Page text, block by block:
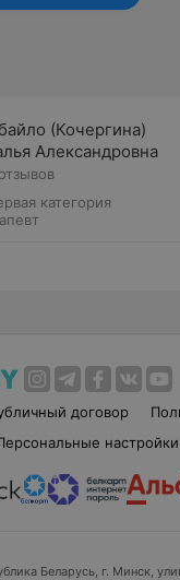
(Кочергина)
Александровна
категория
договор
Беларусь, г. Минск,